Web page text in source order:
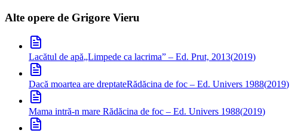
Alte opere de Grigore Vieru
Lacătul de apă„Limpede ca lacrima” – Ed. Prut, 2013(2019)
Dacă moartea are dreptateRădăcina de foc – Ed. Univers 1988(2019)
Mama intră-n mare Rădăcina de foc – Ed. Univers 1988(2019)